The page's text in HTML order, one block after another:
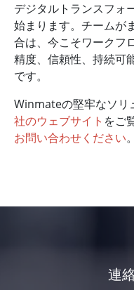
デジタルトランスフォ
始まります。チームが
合は、今こそワークフ
精度、信頼性、持続可
です。
Winmateの堅牢なソリ
社のウェブサイト をご
お問い合わせください。
連